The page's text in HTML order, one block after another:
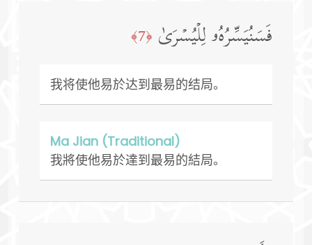
فَسَنُیَسِّرُهُۥ لِلۡیُسۡرَىٰ ﴿7﴾
我将使他易於达到最易的结局。
Ma Jian (Traditional)
我將使他易於達到最易的結局。